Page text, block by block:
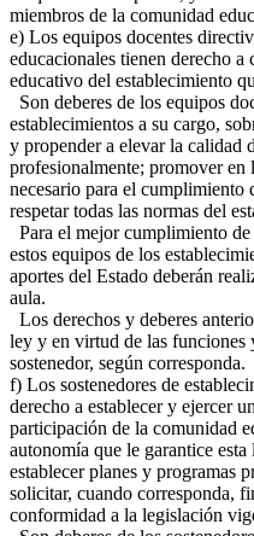
miembros de la comunidad
e) Los equipos docentes
educacionales tienen derecho
educativo del establecimiento
Son deberes de los equipos
establecimientos a su cargo,
y propender a elevar la calidad
profesionalmente; promover en
necesario para el cumplimiento
respetar todas las normas del
Para el mejor cumplimiento
estos equipos de los
aportes del Estado deberán
aula.
Los derechos y deberes
ley y en virtud de las funciones
sostenedor, según corresponda.
f) Los sostenedores de
derecho a establecer y ejercer
participación de la comunidad
autonomía que le garantice
establecer planes y programas
solicitar, cuando corresponda,
conformidad a la legislación